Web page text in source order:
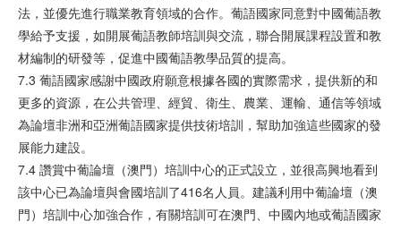
法，並優先進行職業教育領域的合作。葡語國家同意對中國葡語教
學給予支援，如開展葡語教師培訓與交流，聯合開展課程設置和教
材編制的研發等，促進中國葡語教學品質的提高。
7.3 葡語國家感謝中國政府願意根據各國的實際需求，提供新的和
更多的資源，在公共管理、經貿、衛生、農業、運輸、通信等領域
為論壇非洲和亞洲葡語國家提供技術培訓，幫助加強這些國家的發
展能力建設。
7.4 讚賞中葡論壇（澳門）培訓中心的正式設立，並很高興地看到
該中心已為論壇與會國培訓了416名人員。建議利用中葡論壇（澳
門）培訓中心加強合作，有關培訓可在澳門、中國內地或葡語國家